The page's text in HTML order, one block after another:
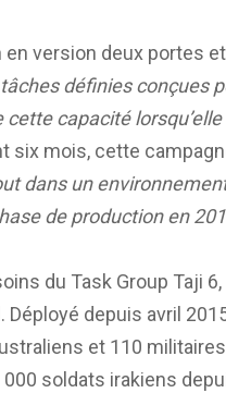
version deux portes
tâches définies conçues
capacité
mois, cette
dans un
de production en
du Task Group Taji
depuis avril
et 110
soldats irakiens